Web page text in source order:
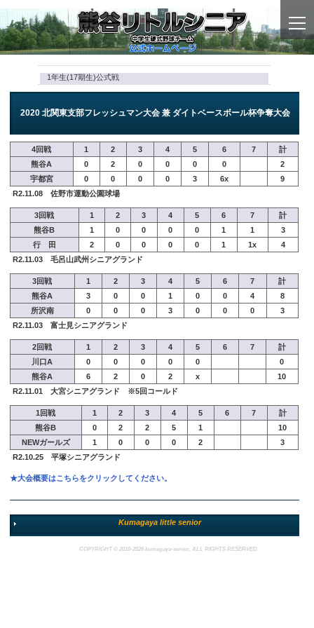
1年生(17期生)公式戦
2020 北関東支部フレッシュマン大会 兼 ダイトベースボール杯争奪大会
R2.11.08 佐野市運動公園球場
4回戦 1 2 3 4 5 6 7
計
熊谷A
0 2 0 0 0 0
2
宇都宮
0 0 0 0 3 6x 9
R2.11.03 毛呂山武州シニアグランド
3回戦 1 2 3 4 5 6 7
計
熊谷B
1 0 0 0 0 1 1
3
行 田
2 0 0 0 0 1 1x 4
R2.11.03 富士見シニアグランド
3回戦 1 2 3 4 5 6 7
計
熊谷A
3 0 0 1 0 0 4
8
所沢南
0 0 0 3 0 0 0 3
R2.11.01 大宮シニアグランド ※5回コールド
2回戦 1 2 3 4 5 6 7
計
川口A
0 0 0 0 0
0
熊谷A
6 2 0 2 x 10
R2.10.25 平塚シニアグランド
1回戦 1 2 3 4 5 6 7
計
熊谷B
0 2 2 5 1
10
NEWガールズ
1 0 0 0 2 3
★大会概要はこちらをクリックしてください。
Kumagaya little senior
COPYRIGHT © 2010-2026 kumagaya-senior, ALL RIGHTS RESERVED.